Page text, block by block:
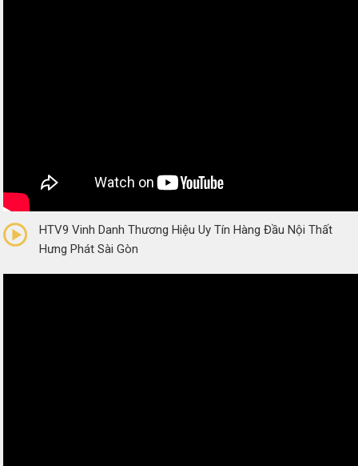
(0 Reviews)
HTV9 Vinh Danh Thương Hiệu Uy Tín Hàng Đầu Nội Thất
Hưng Phát Sài Gòn